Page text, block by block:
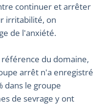
continuer et arrêter
irritabilité, on
de l'anxiété.
référence du domaine,
arrêt n'a enregistré
dans le groupe
de sevrage y ont